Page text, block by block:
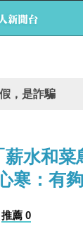
，是詐騙
薪水和菜
寒：有
推薦 0